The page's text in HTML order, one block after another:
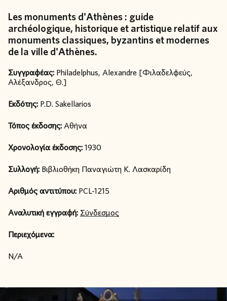
Les monuments d'Athènes : guide
archéologique, historique et artistique relatif aux
monuments classiques, byzantins et modernes
de la ville d'Athènes.
Συγγραφέας: Philadelphus, Alexandre [Φιλαδελφεύς,
Αλέξανδρος, Θ.]
Εκδότης: P.D. Sakellarios
Τόπος έκδοσης:Αθήνα
Χρονολογία έκδοσης:1930
Συλλογή: Βιβλιοθήκη Παναγιώτη Κ. Λασκαρίδη
Αριθμός αντιτύπου: PCL-1215
Αναλυτική εγγραφή: Σύνδεσμος
Περιεχόμενα:
N/A